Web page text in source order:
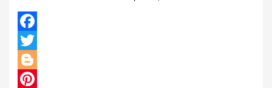
Facebook
Twitter
Blogger